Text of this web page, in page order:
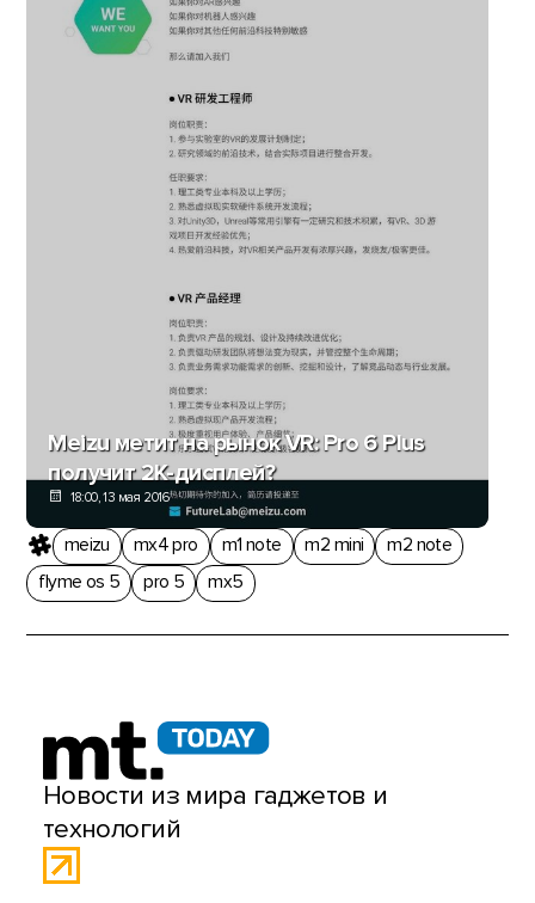
Meizu метит на рынок VR: Pro 6 Plus
получит 2К-дисплей?
18:00, 13 мая 2016
meizu mx4 pro m1 note m2 mini
m2 note
flyme os 5
pro 5 mx5
Новости из мира гаджетов и
технологий